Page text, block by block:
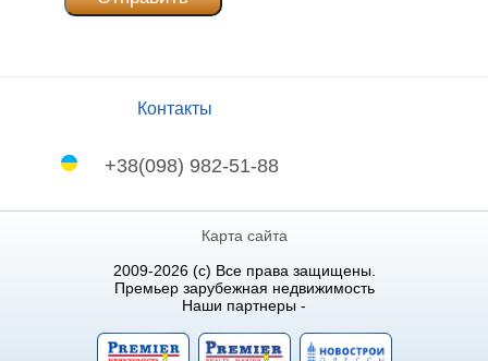
Контакты
+38(098) 982-51-88
Карта сайта
2009-2026 (c) Все права защищены.
Премьер зарубежная недвижимость
Наши партнеры -